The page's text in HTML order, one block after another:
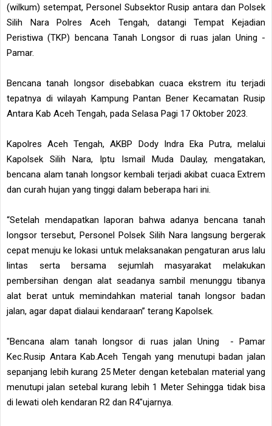
(wilkum) setempat, Personel Subsektor Rusip antara dan Polsek
Silih Nara Polres Aceh Tengah, datangi Tempat Kejadian
Peristiwa (TKP) bencana Tanah Longsor di ruas jalan Uning -
Pamar.
Bencana tanah longsor disebabkan cuaca ekstrem itu terjadi
tepatnya di wilayah Kampung Pantan Bener Kecamatan Rusip
Antara Kab Aceh Tengah, pada Selasa Pagi 17 Oktober 2023.
Kapolres Aceh Tengah, AKBP Dody Indra Eka Putra, melalui
Kapolsek Silih Nara, Iptu Ismail Muda Daulay, mengatakan,
bencana alam tanah longsor kembali terjadi akibat cuaca Extrem
dan curah hujan yang tinggi dalam beberapa hari ini.
“Setelah mendapatkan laporan bahwa adanya bencana tanah
longsor tersebut, Personel Polsek Silih Nara langsung bergerak
cepat menuju ke lokasi untuk melaksanakan pengaturan arus lalu
lintas serta bersama sejumlah masyarakat melakukan
pembersihan dengan alat seadanya sambil menunggu tibanya
alat berat untuk memindahkan material tanah longsor badan
jalan, agar dapat dialaui kendaraan” terang Kapolsek.
"Bencana alam tanah longsor di ruas jalan Uning - Pamar
Kec.Rusip Antara Kab.Aceh Tengah yang menutupi badan jalan
sepanjang lebih kurang 25 Meter dengan ketebalan material yang
menutupi jalan setebal kurang lebih 1 Meter Sehingga tidak bisa
di lewati oleh kendaran R2 dan R4"ujarnya.